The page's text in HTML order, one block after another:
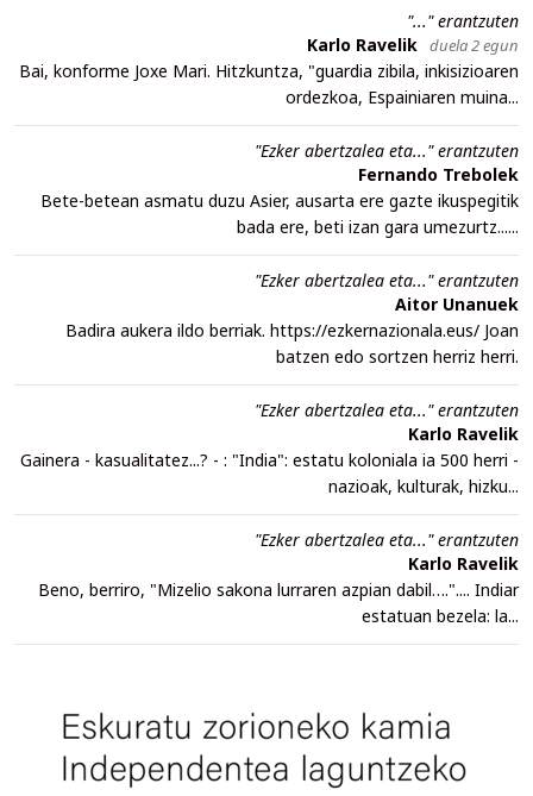
"..." erantzuten
Karlo Ravelik duela 2 egun
Bai, konforme Joxe Mari. Hitzkuntza, "guardia zibila, inkisizioaren
ordezkoa, Espainiaren muina...
"Ezker abertzalea eta..." erantzuten
Fernando Trebolek
Bete-betean asmatu duzu Asier, ausarta ere gazte ikuspegitik
bada ere, beti izan gara umezurtz......
"Ezker abertzalea eta..." erantzuten
Aitor Unanuek
Badira aukera ildo berriak. https://ezkernazionala.eus/ Joan
batzen edo sortzen herriz herri.
"Ezker abertzalea eta..." erantzuten
Karlo Ravelik
Gainera - kasualitatez...? - : "India": estatu koloniala ia 500 herri -
nazioak, kulturak, hizku...
"Ezker abertzalea eta..." erantzuten
Karlo Ravelik
Beno, berriro, "Mizelio sakona lurraren azpian dabil….".... Indiar
estatuan bezela: la...